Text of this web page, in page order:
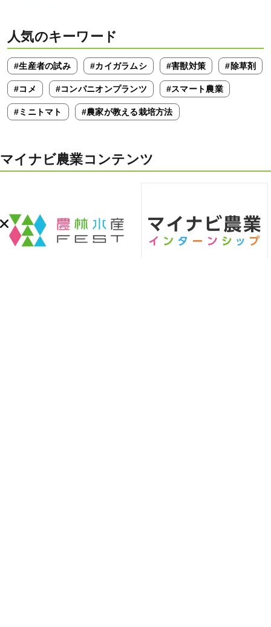
人気のキーワード
#生産者の試み #カイガラムシ #害獣対策 #除草剤
#コメ #コンパニオンプランツ #スマート農業
#ミニトマト #農家が教える栽培方法
マイナビ農業コンテンツ